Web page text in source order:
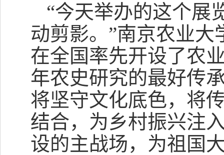
“今天举办的这个展
动剪影。”南京农业
在全国率先开设了农
年农史研究的最好传
将坚守文化底色，将
结合，为乡村振兴注
设的主战场，为祖国